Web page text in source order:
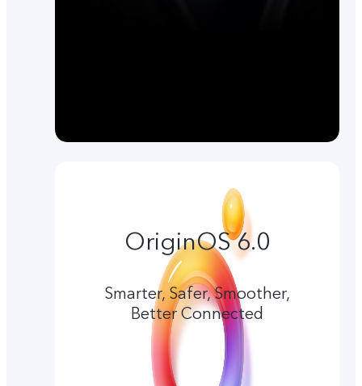
OriginOS 6.0
Smarter, Safer, Smoother,
Better Connected